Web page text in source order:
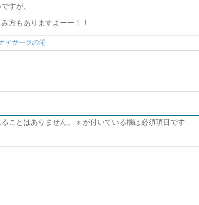
すが、
方もありますよーー！！
イサーラの滝
ことはありません。 ※ が付いている欄は必須項目です